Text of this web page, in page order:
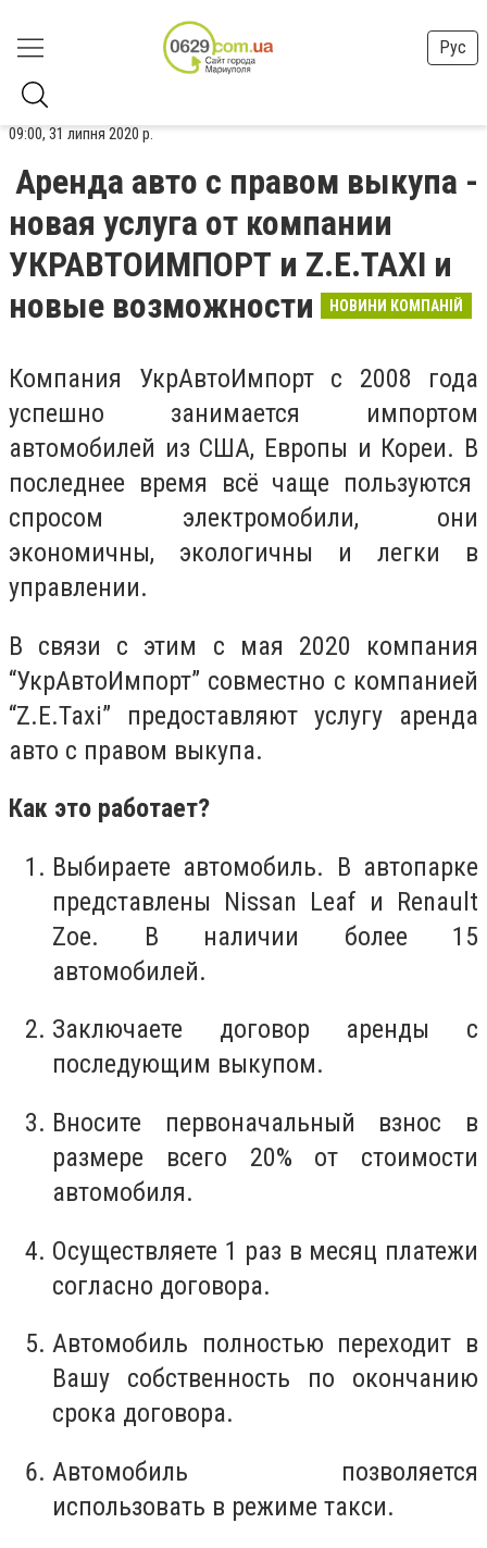
Рус
09:00, 31 липня 2020 р.
Аренда авто с правом выкупа -
новая услуга от компании
УКРАВТОИМПОРТ и Z.E.TAXI и
новые возможности
НОВИНИ КОМПАНІЙ
Компания УкрАвтоИмпорт с 2008 года
успешно занимается импортом
автомобилей из США, Европы и Кореи. В
последнее время всё чаще пользуются
спросом электромобили, они
экономичны, экологичны и легки в
управлении.
В связи с этим с мая 2020 компания
“УкрАвтоИмпорт” совместно с компанией
“Z.E.Taxi” предоставляют услугу аренда
авто с правом выкупа.
Как это работает?
Выбираете автомобиль. В автопарке
представлены Nissan Leaf и Renault
Zoe. В наличии более 15
автомобилей.
Заключаете договор аренды с
последующим выкупом.
Вносите первоначальный взнос в
размере всего 20% от стоимости
автомобиля.
Осуществляете 1 раз в месяц платежи
согласно договора.
Автомобиль полностью переходит в
Вашу собственность по окончанию
срока договора.
Автомобиль позволяется
использовать в режиме такси.